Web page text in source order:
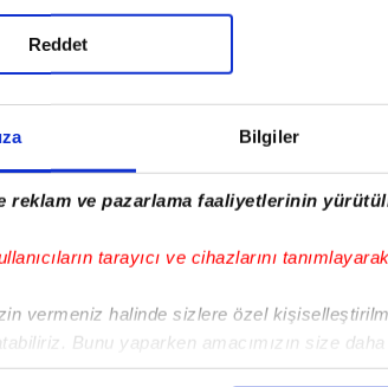
Bilgiler
reklam ve pazarlama faaliyetlerinin
tarayıcı ve cihazlarını
vermeniz halinde sizlere özel
Bunu yaparken amacımızın size
adına elimizden gelen çabayı
Reddet her zamankinden daha fazla
ortak yaşam ile ortak çalışmaya
başarılı olacağına yürekten
daha önce de"PKK ile birlik